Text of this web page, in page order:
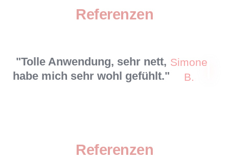
Referenzen
"Tolle Anwendung, sehr nett,
habe mich sehr wohl gefühlt."
Simone
B.
Referenzen